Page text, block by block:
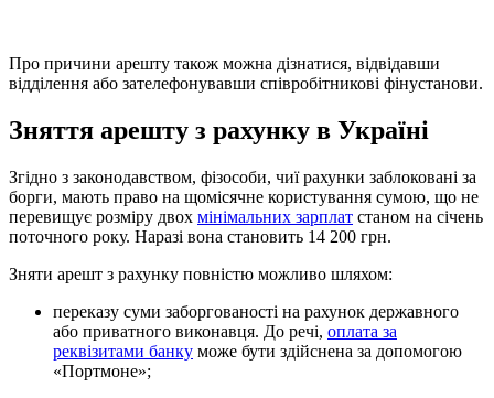
Про причини арешту також можна дізнатися, відвідавши
відділення або зателефонувавши співробітникові фінустанови.
Зняття арешту з рахунку в Україні
Згідно з законодавством, фізособи, чиї рахунки заблоковані за
борги, мають право на щомісячне користування сумою, що не
перевищує розміру двох мінімальних зарплат станом на січень
поточного року. Наразі вона становить 14 200 грн.
Зняти арешт з рахунку повністю можливо шляхом:
переказу суми заборгованості на рахунок державного
або приватного виконавця. До речі, оплата за
реквізитами банку може бути здійснена за допомогою
«Портмоне»;